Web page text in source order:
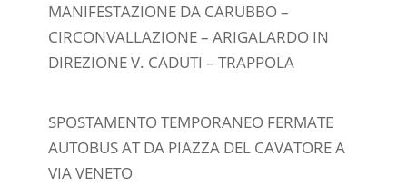
MANIFESTAZIONE DA CARUBBO –
CIRCONVALLAZIONE – ARIGALARDO IN
DIREZIONE V. CADUTI – TRAPPOLA
SPOSTAMENTO TEMPORANEO FERMATE
AUTOBUS AT DA PIAZZA DEL CAVATORE A
VIA VENETO